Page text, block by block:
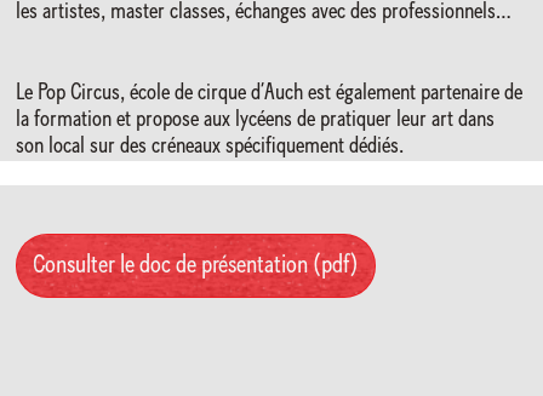
les artistes, master classes, échanges avec des professionnels…
Le Pop Circus, école de cirque d’Auch est également partenaire de
la formation et propose aux lycéens de pratiquer leur art dans
son local sur des créneaux spécifiquement dédiés.
Consulter le doc de présentation (pdf)